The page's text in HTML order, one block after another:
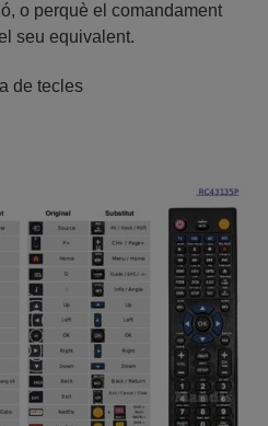
o perquè el comandament
seu equivalent.
de tecles